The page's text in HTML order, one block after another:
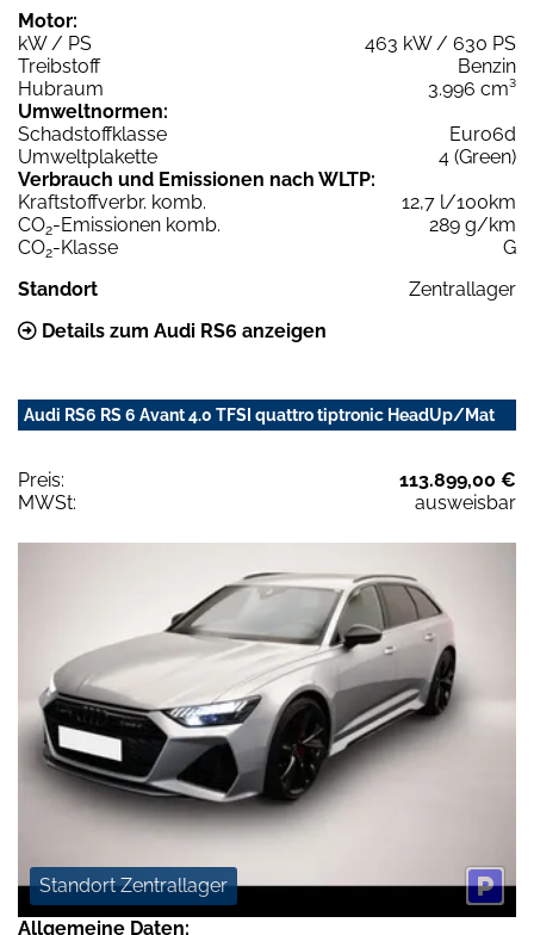
Motor:
kW / PS
463 kW / 630 PS
Treibstoff
Benzin
Hubraum
3.996 cm³
Umweltnormen:
Schadstoffklasse
Euro6d
Umweltplakette
4 (Green)
Verbrauch und Emissionen nach WLTP:
Kraftstoffverbr. komb.
12,7 l/100km
CO2-Emissionen komb.
289 g/km
CO2-Klasse
G
Standort
Zentrallager
Details zum Audi RS6 anzeigen
Audi RS6 RS 6 Avant 4.0 TFSI quattro tiptronic HeadUp/Mat
Preis:
113.899,00 €
MWSt:
ausweisbar
Standort Zentrallager
Allgemeine Daten: